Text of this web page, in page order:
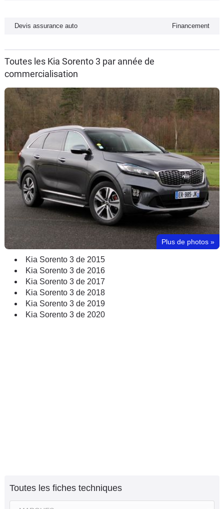
Moto
Marques
Devis assurance auto Financement
Toutes les Kia Sorento 3 par année de
commercialisation
Plus de photos »
Kia Sorento 3 de 2015
Kia Sorento 3 de 2016
Kia Sorento 3 de 2017
Kia Sorento 3 de 2018
Kia Sorento 3 de 2019
Kia Sorento 3 de 2020
Toutes les fiches techniques